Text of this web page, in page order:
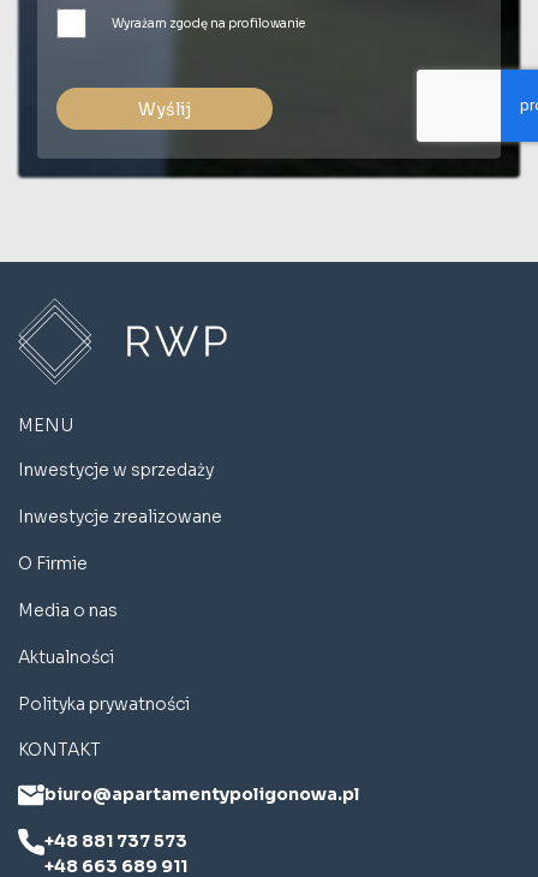
Wyrażam zgodę na profilowanie
Wyślij
MENU
Inwestycje w sprzedaży
Inwestycje zrealizowane
O Firmie
Media o nas
Aktualności
Polityka prywatności
KONTAKT
biuro@apartamentypoligonowa.pl
+48 881 737 573
+48 663 689 911